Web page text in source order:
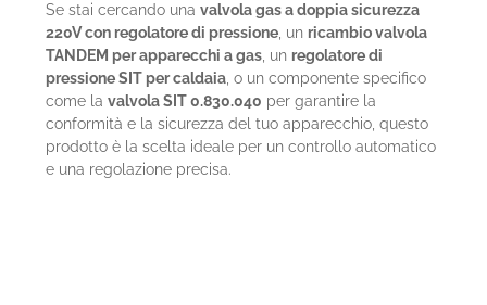
Se stai cercando unavalvola gas a doppia sicurezza
220V con regolatore di pressione , unricambio valvola
TANDEM per apparecchi a gas , unregolatore di
pressione SIT per caldaia , o un componente specifico
come lavalvola SIT 0.830.040 per garantire la
conformità e la sicurezza del tuo apparecchio, questo
prodotto è la scelta ideale per un controllo automatico
e una regolazione precisa.